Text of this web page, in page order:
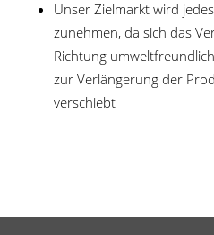
Unser Zielmarkt wird
zunehmen, da sich das
Richtung
zur Verlängerung der
verschiebt